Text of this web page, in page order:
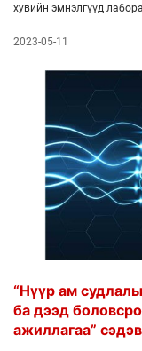
хувийн эмнэлгүүд
2023-05-11
“Нүүр ам
ба дээд
ажиллагаа”